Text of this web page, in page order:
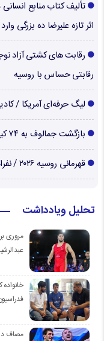
تألیف کتاب منابع
اثر تازه علیرضا ده بزرگی
رقابت های کشتی آزاد
رقابتی حساس با روسیه
لیگ حرفه‌ای آمریکا /
بازگشت جمالوف به ۷۴ کیلو!
قهرمانی روسیه ۲۰۲۶ / نفرات برتر
تحلیل ویادداشت
مروری
مصاف